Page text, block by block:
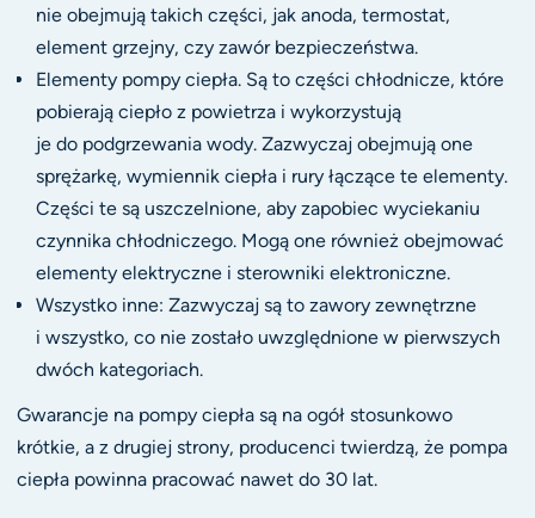
nie obejmują takich części, jak anoda, termostat,
element grzejny, czy zawór bezpieczeństwa.
Elementy pompy ciepła. Są to części chłodnicze, które
pobierają ciepło z powietrza i wykorzystują
je do podgrzewania wody. Zazwyczaj obejmują one
sprężarkę, wymiennik ciepła i rury łączące te elementy.
Części te są uszczelnione, aby zapobiec wyciekaniu
czynnika chłodniczego. Mogą one również obejmować
elementy elektryczne i sterowniki elektroniczne.
Wszystko inne: Zazwyczaj są to zawory zewnętrzne
i wszystko, co nie zostało uwzględnione w pierwszych
dwóch kategoriach.
Gwarancje na pompy ciepła są na ogół stosunkowo
krótkie, a z drugiej strony, producenci twierdzą, że pompa
ciepła powinna pracować nawet do 30 lat.